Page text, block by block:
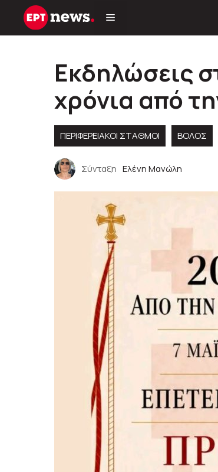
Μετάβαση
Εκδηλώσεις
χρόνια από
ΠΕΡΙΦΕΡΕΙΑΚΟΊ ΣΤΑΘΜΟΊ ΒΟΛΟΣ
Σύνταξη Ελένη Μανώλη